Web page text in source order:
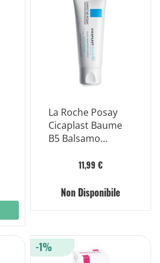
La Roche Posay
Cicaplast Baume
B5 Balsamo
Riparatore 40ml
11,99 €
Non Disponibile
-1%